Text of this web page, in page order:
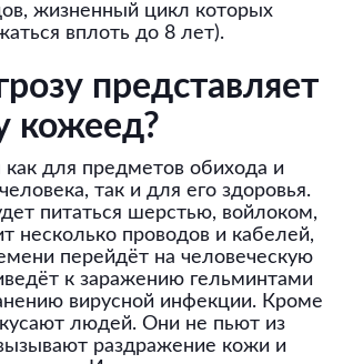
жизненный цикл которых
вплоть до 8 лет).
представляет
кожеед?
для предметов обихода и
так и для его здоровья.
питаться шерстью, войлоком,
несколько проводов и кабелей,
перейдёт на человеческую
к заражению гельминтами
вирусной инфекции. Кроме
людей. Они не пьют из
раздражение кожи и